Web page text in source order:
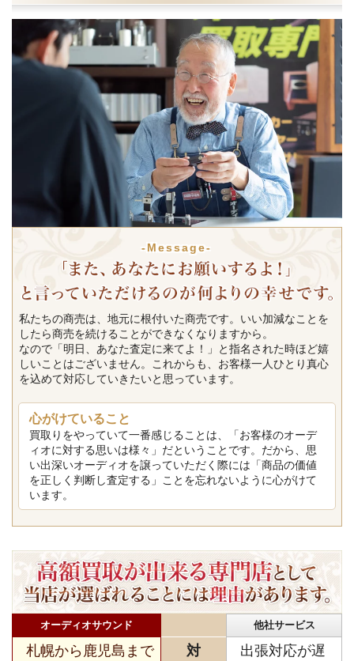
-Message-
私たちの商売は、地元に根付いた商売です。いい加減なことを
したら商売を続けることができなくなりますから。
なので「明日、あなた査定に来てよ！」と指名された時ほど嬉
しいことはございません。これからも、お客様一人ひとり真心
を込めて対応していきたいと思っています。
心がけていること
買取りをやっていて一番感じることは、「お客様のオーデ
ィオに対する思いは様々」だということです。だから、思
い出深いオーディオを譲っていただく際には「商品の価値
を正しく判断し査定する」ことを忘れないように心がけて
います。
オーディオサウンド 他社サービス
札幌から鹿児島まで
対
出張対応が遅